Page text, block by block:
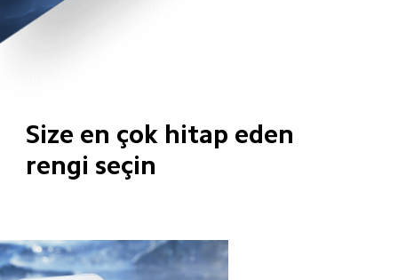
Size en çok hitap eden
rengi seçin